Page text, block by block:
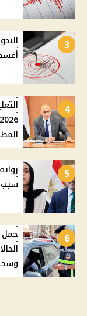
3
4
5
سبب
6
حمل